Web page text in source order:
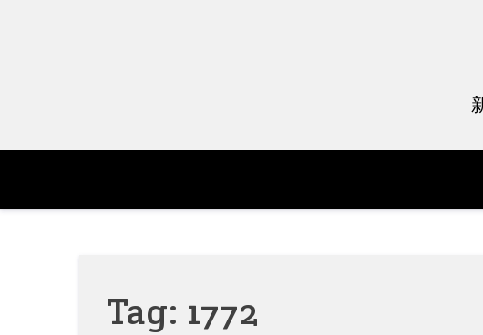
Tag: 1772